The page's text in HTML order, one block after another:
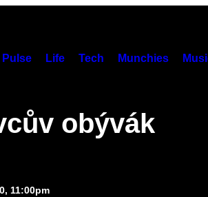
Pulse Life Tech Munchies
obývák
11:00pm